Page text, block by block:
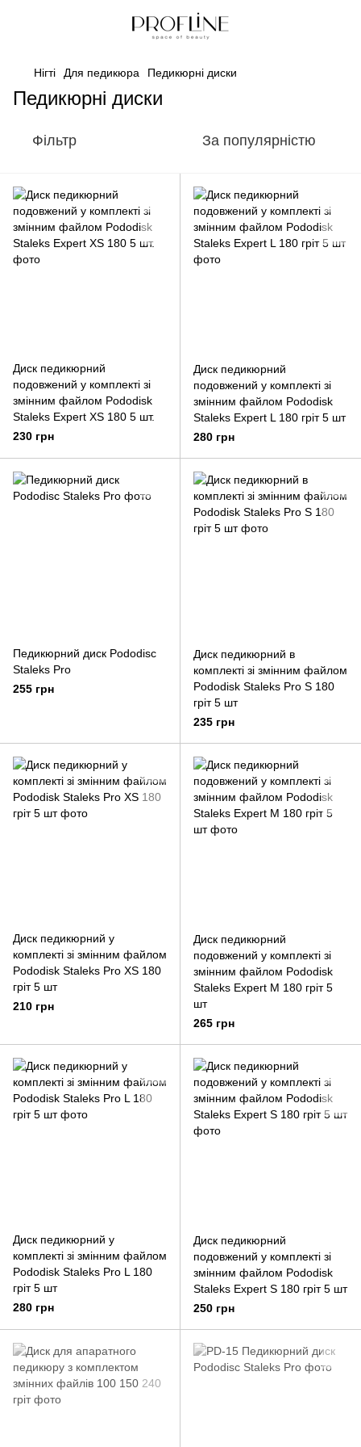
Нігті Для педикюра Педикюрні диски
Педикюрні диски
Фільтр За популярністю
Диск педикюрний
подовжений у комплекті зі
змінним файлом Pododisk
Staleks Expert XS 180 5 шт.
230 грн
Диск педикюрний
подовжений у комплекті зі
змінним файлом Pododisk
Staleks Expert L 180 гріт 5 шт
280 грн
Педикюрний диск Pododisc
Staleks Pro
255 грн
Диск педикюрний в
комплекті зі змінним файлом
Pododisk Staleks Pro S 180
гріт 5 шт
235 грн
Диск педикюрний у
комплекті зі змінним файлом
Pododisk Staleks Pro XS 180
гріт 5 шт
210 грн
Диск педикюрний
подовжений у комплекті зі
змінним файлом Pododisk
Staleks Expert M 180 гріт 5
шт
265 грн
Диск педикюрний у
комплекті зі змінним файлом
Pododisk Staleks Pro L 180
гріт 5 шт
280 грн
Диск педикюрний
подовжений у комплекті зі
змінним файлом Pododisk
Staleks Expert S 180 гріт 5 шт
250 грн